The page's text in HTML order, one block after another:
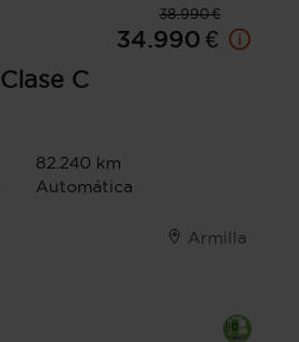
38.990 €
34.990 €
Clase C
82.240 km
Automática
Armilla